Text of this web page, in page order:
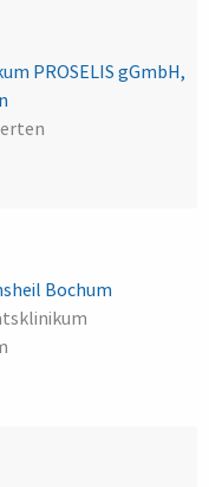
PROSELIS gGmbH,
Bochum